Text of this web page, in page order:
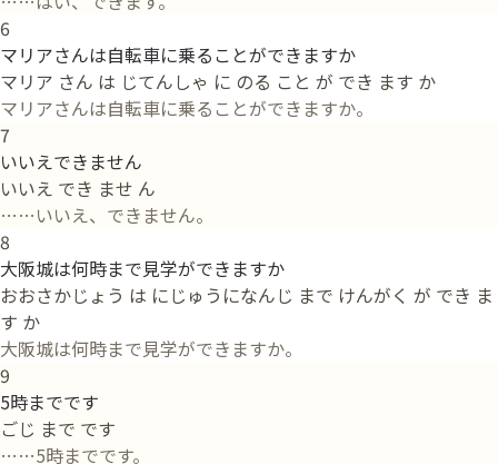
6
マリアさんは自転車に乗ることができますか
マリア さん は じてんしゃ に のる こと が でき ます か
マリアさんは自転車に乗ることができますか。
7
いいえできません
いいえ でき ませ ん
……いいえ、できません。
8
大阪城は何時まで見学ができますか
おおさかじょう は にじゅうになんじ まで けんがく が でき ま
す か
大阪城は何時まで見学ができますか。
9
5時までです
ごじ まで です
……5時までです。